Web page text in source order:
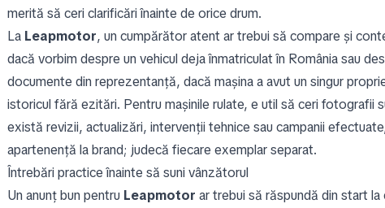
merită să ceri clarificări înainte de orice drum.
La Leapmotor, un cumpărător atent ar trebui să compare și
dacă vorbim despre un vehicul deja înmatriculat în România sau
documente din reprezentanță, dacă mașina a avut un singur
istoricul fără ezitări. Pentru mașinile rulate, e util să ceri fotografii
există revizii, actualizări, intervenții tehnice sau campanii
apartenență la brand; judecă fiecare exemplar separat.
Întrebări practice înainte să suni vânzătorul
Un anunț bun pentru Leapmotor ar trebui să răspundă din start